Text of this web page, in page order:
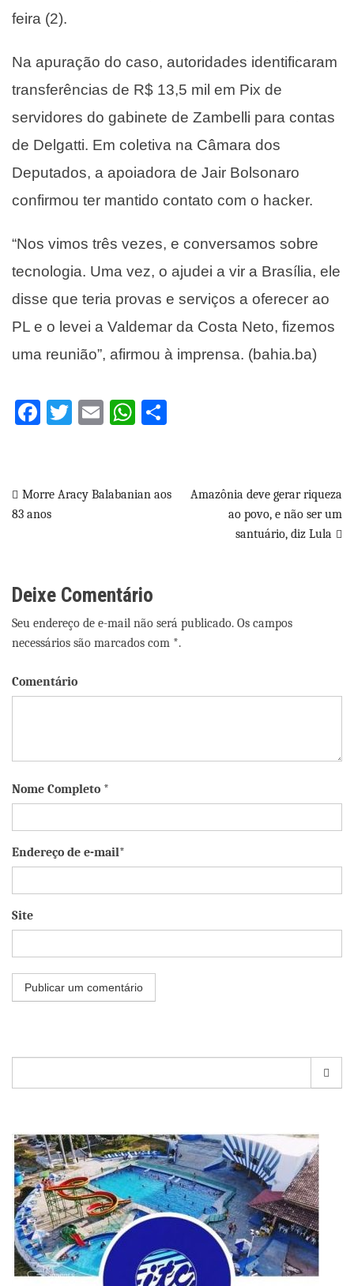
feira (2).
Na apuração do caso, autoridades identificaram
transferências de R$ 13,5 mil em Pix de
servidores do gabinete de Zambelli para contas
de Delgatti. Em coletiva na Câmara dos
Deputados, a apoiadora de Jair Bolsonaro
confirmou ter mantido contato com o hacker.
“Nos vimos três vezes, e conversamos sobre
tecnologia. Uma vez, o ajudei a vir a Brasília, ele
disse que teria provas e serviços a oferecer ao
PL e o levei a Valdemar da Costa Neto, fizemos
uma reunião”, afirmou à imprensa. (bahia.ba)
Facebook
Twitter
EmailWhatsApp
Navegação
Morre Aracy Balabanian aos
83 anos
Amazônia deve gerar riqueza
ao povo, e não ser um
santuário, diz Lula
Deixe Comentário
Seu endereço de e-mail não será publicado. Os campos
necessários são marcados com *.
Comentário
Nome Completo *
Endereço de e-mail*
Site
por: